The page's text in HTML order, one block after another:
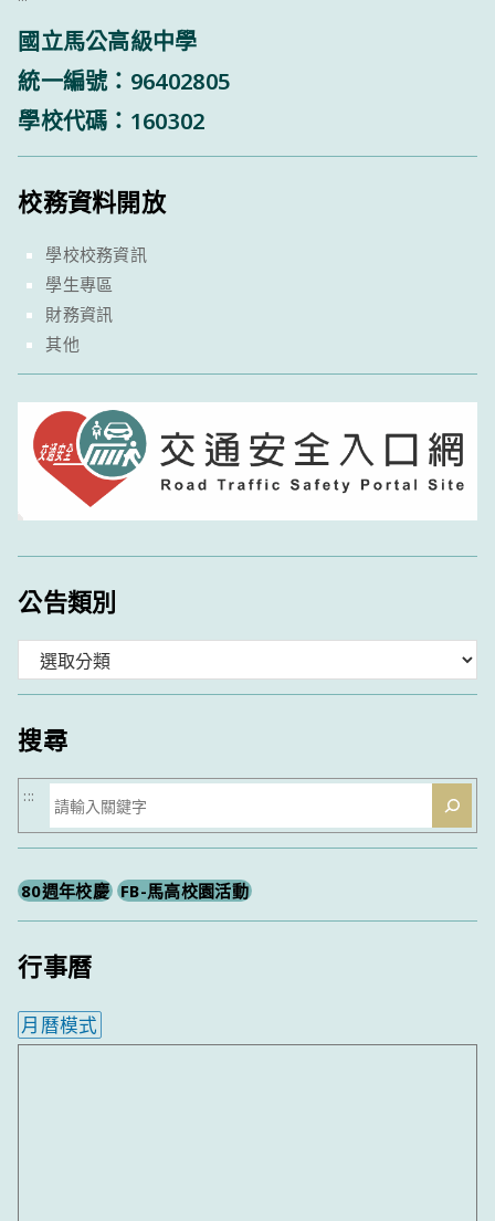
國立馬公高級中學
統一編號：96402805
學校代碼：160302
校務資料開放
學校校務資訊
學生專區
財務資訊
其他
公告類別
類
搜尋
搜
尋
:::
80週年校慶 FB-馬高校園活動
行事曆
月曆模式